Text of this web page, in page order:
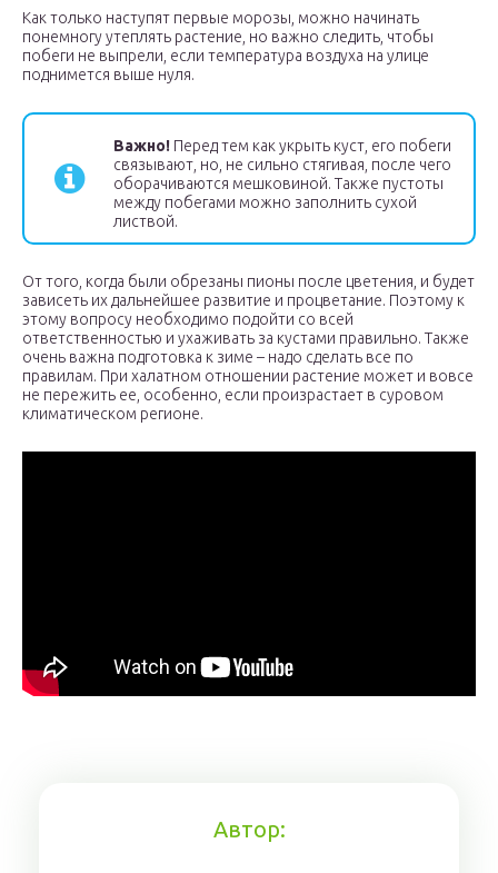
Как только наступят первые морозы, можно начинать
понемногу утеплять растение, но важно следить, чтобы
побеги не выпрели, если температура воздуха на улице
поднимется выше нуля.
Важно! Перед тем как укрыть куст, его побеги
связывают, но, не сильно стягивая, после чего
оборачиваются мешковиной. Также пустоты
между побегами можно заполнить сухой
листвой.
От того, когда были обрезаны пионы после цветения, и будет
зависеть их дальнейшее развитие и процветание. Поэтому к
этому вопросу необходимо подойти со всей
ответственностью и ухаживать за кустами правильно. Также
очень важна подготовка к зиме – надо сделать все по
правилам. При халатном отношении растение может и вовсе
не пережить ее, особенно, если произрастает в суровом
климатическом регионе.
Автор: